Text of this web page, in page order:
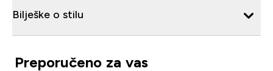
Bilješke o stilu
Preporučeno za vas